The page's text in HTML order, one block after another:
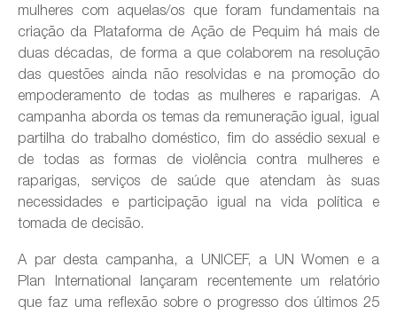
mulheres com aquelas/os que foram fundamentais na
criação da Plataforma de Ação de Pequim há mais de
duas décadas, de forma a que colaborem na resolução
das questões ainda não resolvidas e na promoção do
empoderamento de todas as mulheres e raparigas. A
campanha aborda os temas da remuneração igual, igual
partilha do trabalho doméstico, fim do assédio sexual e
de todas as formas de violência contra mulheres e
raparigas, serviços de saúde que atendam às suas
necessidades e participação igual na vida política e
tomada de decisão.
A par desta campanha, a UNICEF, a UN Women e a
Plan International lançaram recentemente um relatório
que faz uma reflexão sobre o progresso dos últimos 25